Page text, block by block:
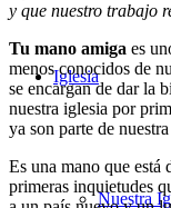
Iglesia
Nuestra
y que nuestro trabajo
Tu mano amiga es
menos conocidos de
se encargan de dar la
nuestra iglesia por
ya son parte de
Es una mano que está
primeras inquietudes